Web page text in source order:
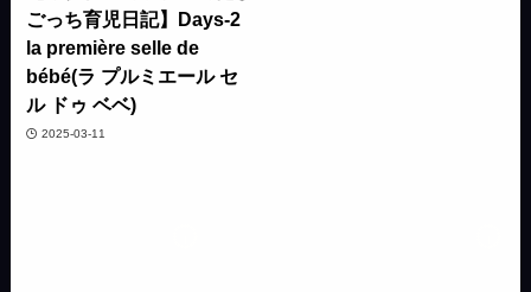
ごっち育児日記】Days-2
la première selle de
bébé(ラ プルミエール セ
ル ドゥ ベベ)
2025-03-11